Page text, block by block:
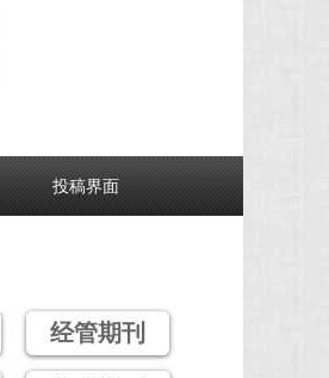
投稿界面
经管期刊